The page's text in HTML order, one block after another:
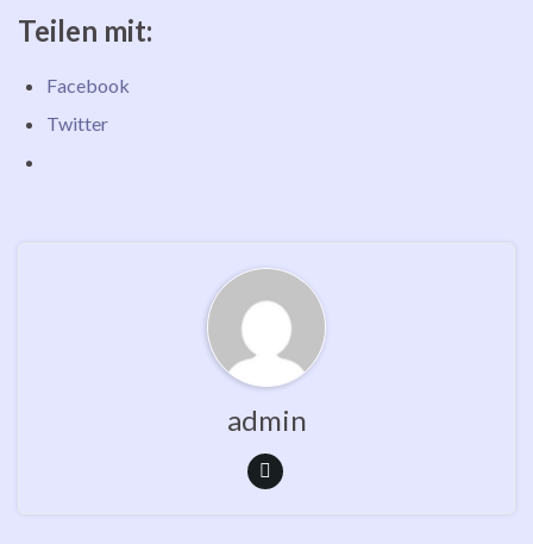
Teilen mit:
Facebook
Twitter
admin